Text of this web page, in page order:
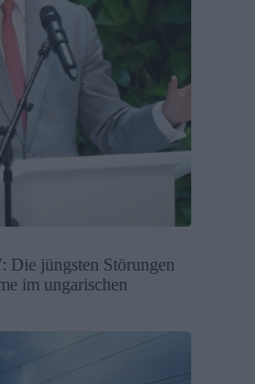
Die jüngsten Störungen
im ungarischen